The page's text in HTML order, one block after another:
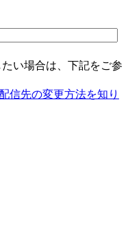
い場合は、下記をご参
信先の変更方法を知り